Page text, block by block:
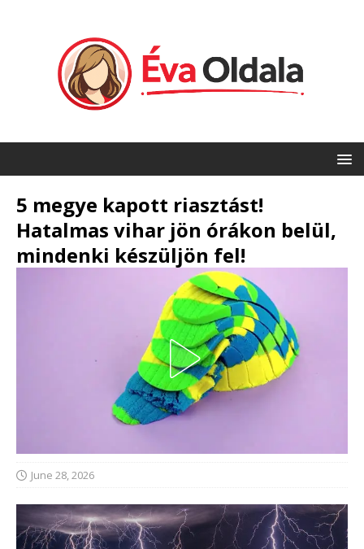
5 megye kapott riasztást!
Hatalmas vihar jön órákon belül,
mindenki készüljön fel!
June 28, 2026